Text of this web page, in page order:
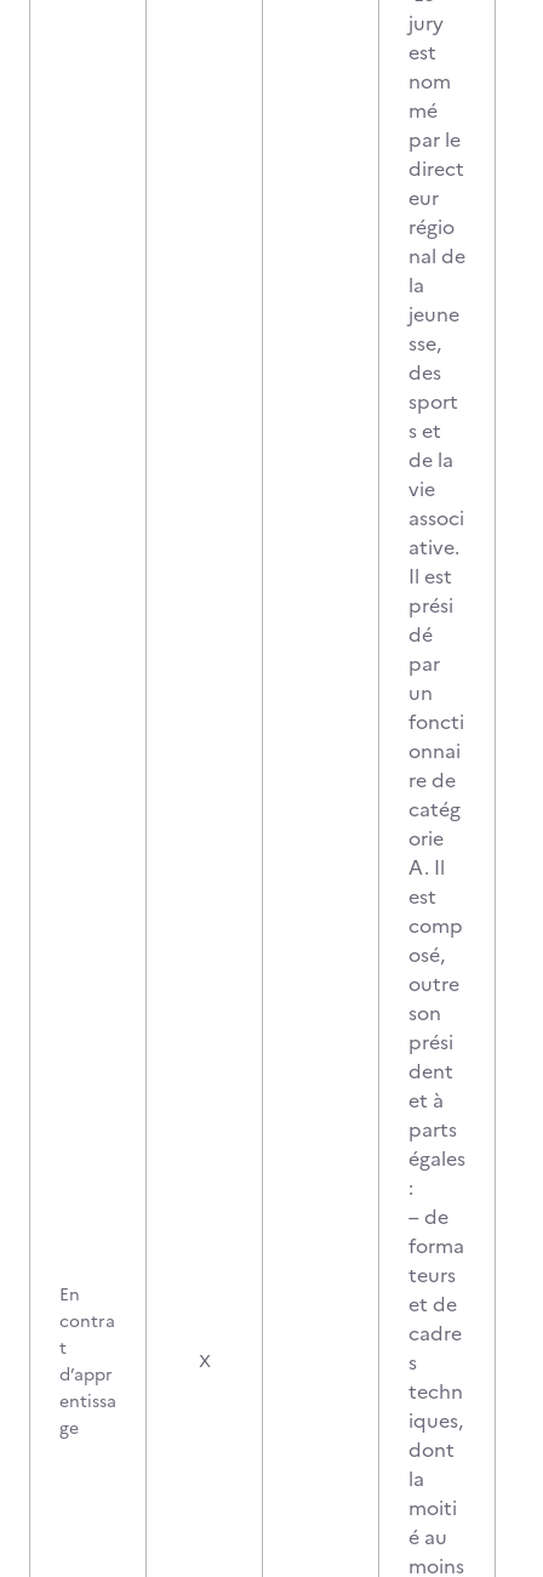
En
contra
t
d’appr
entissa
ge
X
jury
est
nom
mé
par le
direct
eur
régio
nal de
la
jeune
sse,
des
sport
s et
de la
vie
associ
ative.
Il est
prési
dé
par
un
foncti
onnai
re de
catég
orie
A. Il
est
comp
osé,
outre
son
prési
dent
et à
parts
égales
:
– de
forma
teurs
et de
cadre
s
techn
iques,
dont
la
moiti
é au
moins